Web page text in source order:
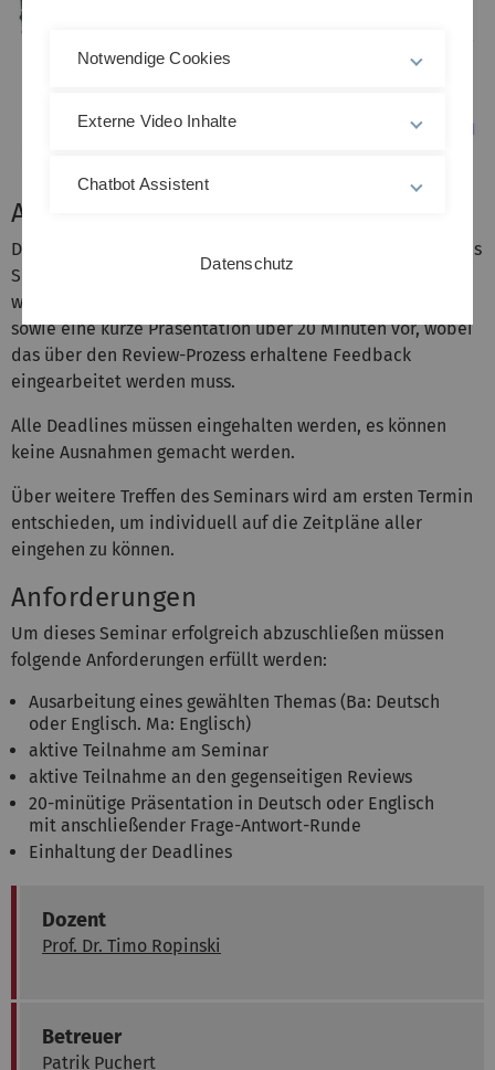
Ablauf
Dieses Seminar findet als Blockveranstaltung am Ende des
Semesters statt, wobei die Themen am Anfang zugeteilt
werden. Jeder Teilnehmer bereitet eine Ausarbeitung,
sowie eine kurze Präsentation über 20 Minuten vor, wobei
das über den Review-Prozess erhaltene Feedback
eingearbeitet werden muss.
Alle Deadlines müssen eingehalten werden, es können
keine Ausnahmen gemacht werden.
Über weitere Treffen des Seminars wird am ersten Termin
entschieden, um individuell auf die Zeitpläne aller
eingehen zu können.
Anforderungen
Um dieses Seminar erfolgreich abzuschließen müssen
folgende Anforderungen erfüllt werden:
Ausarbeitung eines gewählten Themas (Ba: Deutsch
oder Englisch. Ma: Englisch)
aktive Teilnahme am Seminar
aktive Teilnahme an den gegenseitigen Reviews
20-minütige Präsentation in Deutsch oder Englisch
mit anschließender Frage-Antwort-Runde
Einhaltung der Deadlines
Dozent
Prof. Dr. Timo Ropinski
Betreuer
Patrik Puchert
Notwendige Cookies
Externe Video Inhalte
Chatbot Assistent
Datenschutz